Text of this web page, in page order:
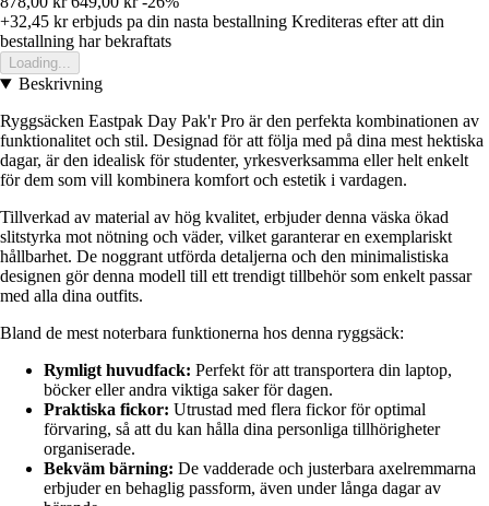
+32,45 krerbjuds pa din nasta bestallning Krediteras efter att din
bestallning har bekraftats
Loading...
Beskrivning
Ryggsäcken Eastpak Day Pak'r Pro är den perfekta kombinationen av
funktionalitet och stil. Designad för att följa med på dina mest hektiska
dagar, är den idealisk för studenter, yrkesverksamma eller helt enkelt
för dem som vill kombinera komfort och estetik i vardagen.
Tillverkad av material av hög kvalitet, erbjuder denna väska ökad
slitstyrka mot nötning och väder, vilket garanterar en exemplariskt
hållbarhet. De noggrant utförda detaljerna och den minimalistiska
designen gör denna modell till ett trendigt tillbehör som enkelt passar
med alla dina outfits.
Bland de mest noterbara funktionerna hos denna ryggsäck:
Rymligt huvudfack: Perfekt för att transportera din laptop,
böcker eller andra viktiga saker för dagen.
Praktiska fickor: Utrustad med flera fickor för optimal
förvaring, så att du kan hålla dina personliga tillhörigheter
organiserade.
Bekväm bärning: De vadderade och justerbara axelremmarna
erbjuder en behaglig passform, även under långa dagar av